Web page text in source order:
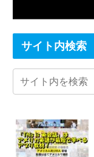
サイト内検索